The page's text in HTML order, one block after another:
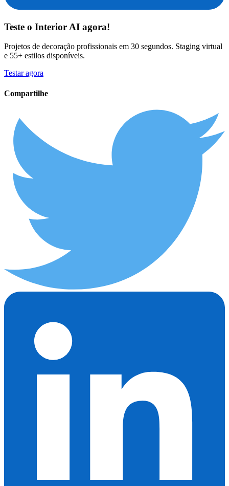
Teste o Interior AI agora!
Projetos de decoração profissionais em 30 segundos. Staging virtual
e 55+ estilos disponíveis.
Testar agora
Compartilhe